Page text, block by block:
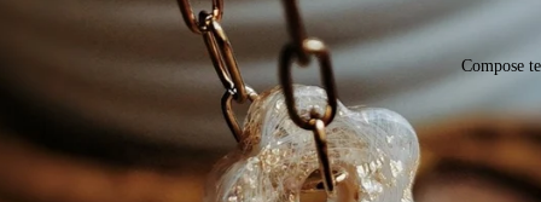
Compose